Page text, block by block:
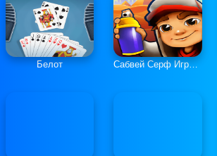
Белот Сабвей Серф Играть Онлайн